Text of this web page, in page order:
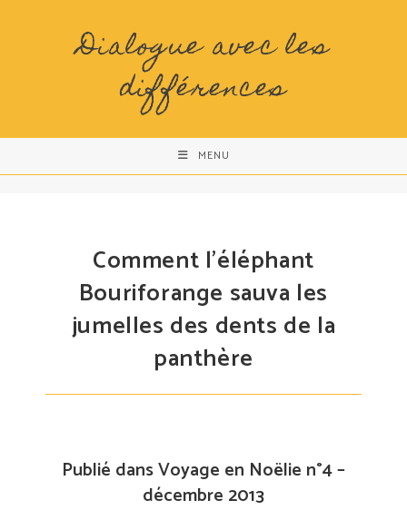
Dialogue avec les
différences
MENU
Comment l’éléphant
Bouriforange sauva les
jumelles des dents de la
panthère
Publié dans Voyage en Noëlie n°4 –
décembre 2013